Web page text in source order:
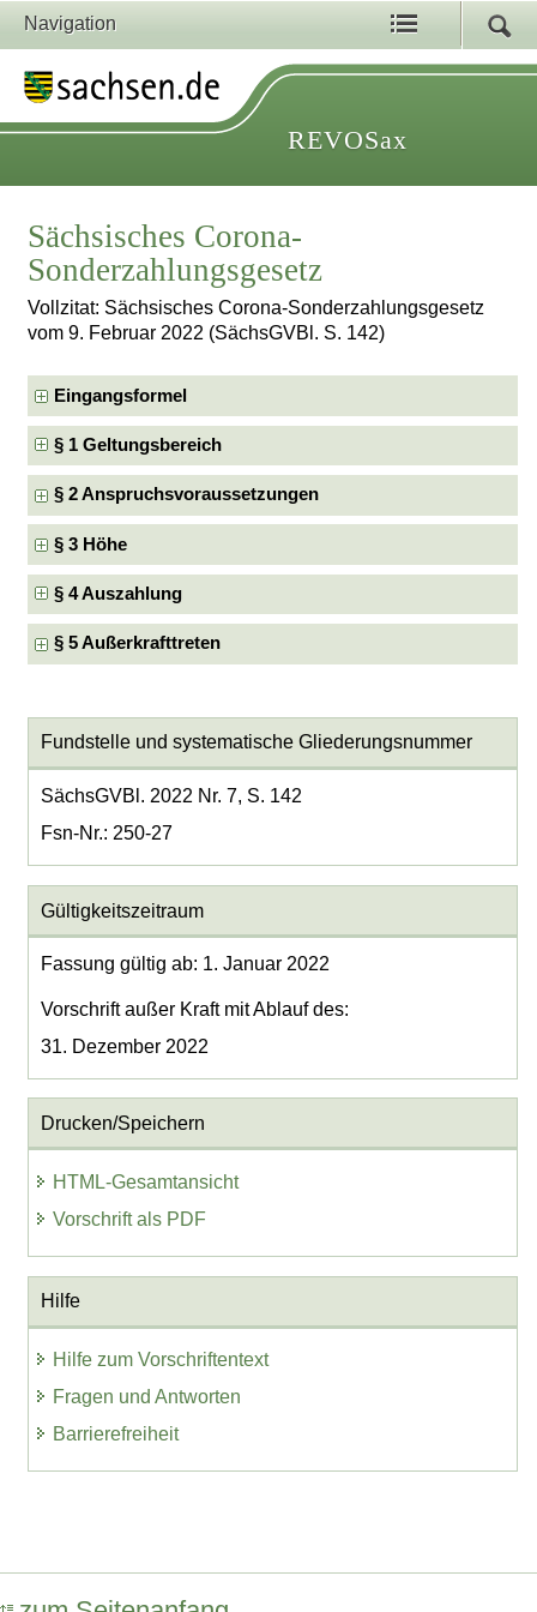
Navigation
REVOSax
Sächsisches Corona-
Sonderzahlungsgesetz
Vollzitat: Sächsisches Corona-Sonderzahlungsgesetz
vom 9. Februar 2022 (SächsGVBl. S. 142)
Eingangsformel
§ 1 Geltungsbereich
§ 2 Anspruchsvoraussetzungen
§ 3 Höhe
§ 4 Auszahlung
§ 5 Außerkrafttreten
Fundstelle und systematische Gliederungsnummer
SächsGVBl. 2022 Nr. 7, S. 142
Fsn-Nr.: 250-27
Gültigkeitszeitraum
Fassung gültig ab: 1. Januar 2022
Vorschrift außer Kraft mit Ablauf des:
31. Dezember 2022
Drucken/Speichern
HTML-Gesamtansicht
Vorschrift als PDF
Hilfe
Hilfe zum Vorschriftentext
Fragen und Antworten
Barrierefreiheit